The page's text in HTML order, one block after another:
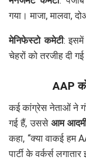
गया। माजा, मालवा,
मेनिफेस्टो कमेटी: इसमें
चेहरों को तरजीह दी
AAP
कई कांग्रेस नेताओं ने
गई हैं, उससे आम आदमी
कहा, “क्या वाकई हम
पार्टी के वर्कर्स